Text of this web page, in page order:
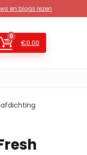
en blogs lezen
0
€0.00